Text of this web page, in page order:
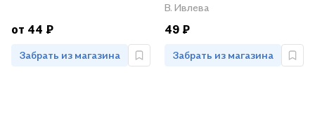
от 44 ₽
Забрать из магазина
В. Ивлева
49 ₽
Забрать из магазина